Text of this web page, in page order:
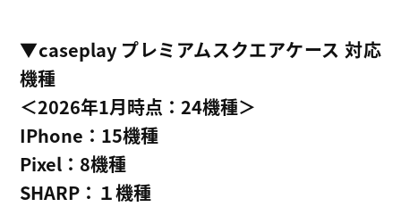
▼caseplay プレミアムスクエアケース 対応
機種
＜2026年1月時点：24機種＞
IPhone：15機種
Pixel：8機種
SHARP：１機種